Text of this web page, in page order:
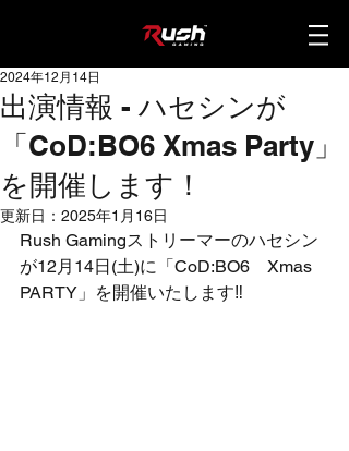
出演情報 - ハセシンが
「CoD:BO6 Xmas Party」
を開催します！
2024年12月14日
更新日： 2025年1月16日
Rush Gamingストリーマーのハセシン
が12月14日(土)に「CoD:BO6　Xmas
PARTY 」を開催いたします‼️